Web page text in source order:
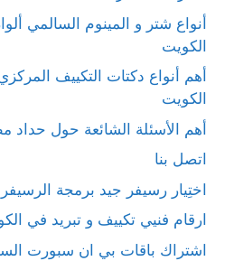
أنواع شتر و المينوم السالمي
الكويت
أهم أنواع دكتات التكييف
الكويت
أهم الأسئلة الشائعة حول حداد
اتصل بنا
اختِيار رسيفر جيد برمجة الرسيفر 24 ساعة في الكويت
ارقام فنيي تكييف و تبريد في
اشتراك باقات بي ان سبورت